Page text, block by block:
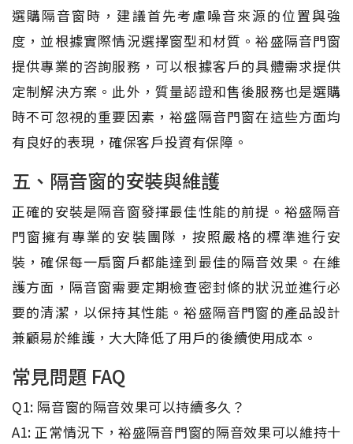
選購隔音窗時，建議首先考慮噪音來源的位置與強
度，並根據實際情況選擇窗型和材質。裕盛隔音門窗
提供專業的咨詢服務，可以根據客戶的具體需求提供
定制解決方案。此外，質量認證和售後服務也是選購
時不可忽視的重要因素，裕盛隔音門窗在這些方面均
有良好的表現，確保客戶投資有保障。
五、隔音窗的安裝與維護
正確的安裝是隔音窗發揮最佳性能的前提。裕盛隔音
門窗擁有專業的安裝團隊，按照嚴格的標準進行安
裝，確保每一扇窗戶都能達到最佳的隔音效果。在維
護方面，隔音窗需要定期檢查密封條的狀況並進行必
要的清潔，以保持其性能。裕盛隔音門窗的產品設計
兼顧易於維護，大大降低了用戶的後續使用成本。
常見問題 FAQ
Q1: 隔音窗的隔音效果可以持續多久？
A1: 正常情況下，裕盛隔音門窗的隔音效果可以維持十